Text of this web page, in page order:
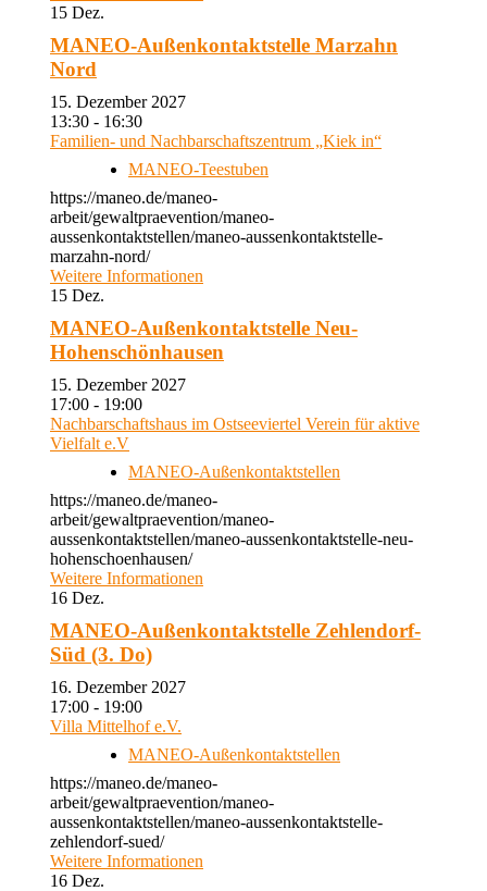
15 Dez.
MANEO-Außenkontaktstelle Marzahn
Nord
15. Dezember 2027
13:30 - 16:30
Familien- und Nachbarschaftszentrum „Kiek in“
MANEO-Teestuben
https://maneo.de/maneo-
arbeit/gewaltpraevention/maneo-
aussenkontaktstellen/maneo-aussenkontaktstelle-
marzahn-nord/
Weitere Informationen
15 Dez.
MANEO-Außenkontaktstelle Neu-
Hohenschönhausen
15. Dezember 2027
17:00 - 19:00
Nachbarschaftshaus im Ostseeviertel Verein für aktive
Vielfalt e.V
MANEO-Außenkontaktstellen
https://maneo.de/maneo-
arbeit/gewaltpraevention/maneo-
aussenkontaktstellen/maneo-aussenkontaktstelle-neu-
hohenschoenhausen/
Weitere Informationen
16 Dez.
MANEO-Außenkontaktstelle Zehlendorf-
Süd (3. Do)
16. Dezember 2027
17:00 - 19:00
Villa Mittelhof e.V.
MANEO-Außenkontaktstellen
https://maneo.de/maneo-
arbeit/gewaltpraevention/maneo-
aussenkontaktstellen/maneo-aussenkontaktstelle-
zehlendorf-sued/
Weitere Informationen
16 Dez.